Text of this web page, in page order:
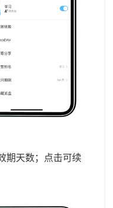
天数；点击可续